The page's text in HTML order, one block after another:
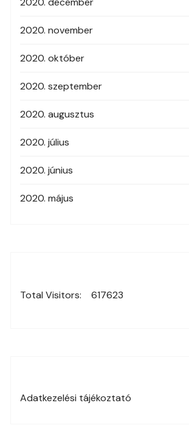
2020. november
2020. október
2020. szeptember
2020. augusztus
2020. július
2020. június
2020. május
Total Visitors: 617623
Adatkezelési tájékoztató